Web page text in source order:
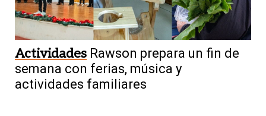
Actividades Rawson prepara un fin de
semana con ferias, música y
actividades familiares